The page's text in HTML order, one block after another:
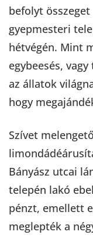
befolyt
gyepmesteri
hétvégén. Mint
egybeesés,
az állatok
hogy
Szívet
Bányász utcai
telepén lakó
pénzt, emellett
meglepték a